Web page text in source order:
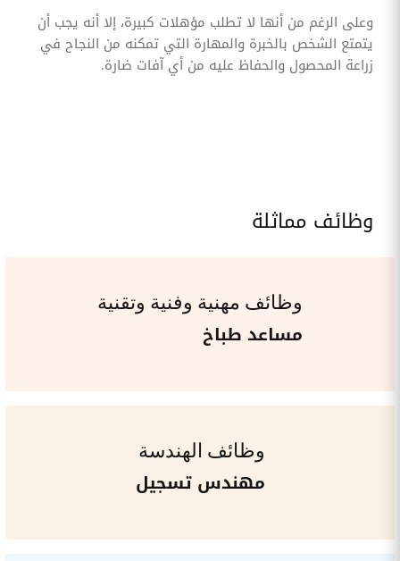
وعلى الرغم من أنها لا تطلب مؤهلات كبيرة، إلا أنه يجب أن
يتمتع الشخص بالخبرة والمهارة التي تمكنه من النجاح في
زراعة المحصول والحفاظ عليه من أي آفات ضارة.
وظائف مماثلة
وظائف مهنية وفنية وتقنية
مساعد طباخ
وظائف الهندسة
مهندس تسجيل